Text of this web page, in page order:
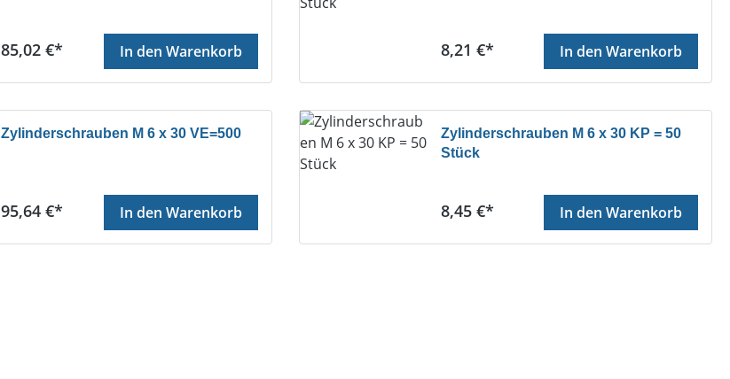
Regulärer Preis:
85,02 €* In den Warenkorb Regulärer Preis:
8,21 €* In den Warenkorb
Zylinderschrauben M 6 x 30 VE=500
Regulärer Preis:
95,64 €* In den Warenkorb
Zylinderschrauben M 6 x 30 KP = 50
Stück
Regulärer Preis:
8,45 €* In den Warenkorb